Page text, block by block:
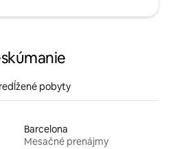
pobyty
Barcelona
Mesačné prenájmy